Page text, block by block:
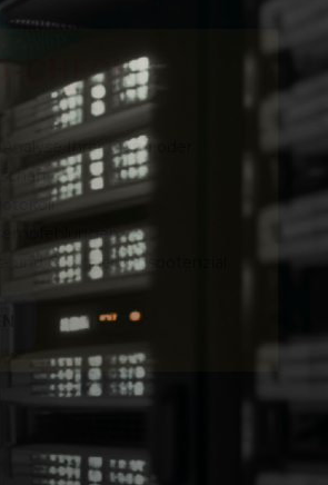
CHECK
Analyse Ihrer Cloud oder
und Optimierungspotenzial
PILOT